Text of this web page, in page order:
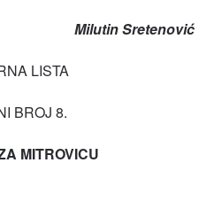
Milutin Sretenović
LISTA
BROJ 8.
MITROVICU